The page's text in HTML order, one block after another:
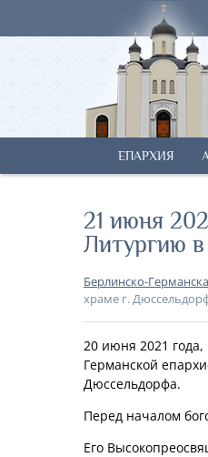
ЕПАРХИЯ
21 июня
Литургию
Берлинско-
храме г.
20 июня 2021
Германской
Дюссельдорфа.
Перед началом
Его